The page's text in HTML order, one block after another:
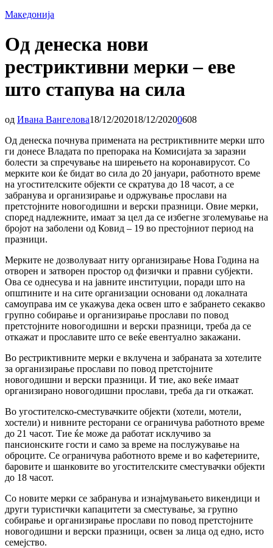
Македонија
Од денеска нови
рестриктивни мерки – еве
што стапува на сила
од Ивана Вангелова18/12/202018/12/20200608
Од денеска почнува примената на рестриктивните мерки што
ги донесе Владата по препорака на Комисијата за заразни
болести за спречување на ширењето на коронавирусот. Со
мерките кои ќе бидат во сила до 20 јануари, работното време
на угостителските објекти се скратува до 18 часот, а се
забранува и организирање и одржување прослави на
претстојните новогодишни и верски празници. Овие мерки,
според надлежните, имаат за цел да се избегне зголемување на
бројот на заболени од Ковид – 19 во престојниот период на
празници.
Мерките не дозволуваат ниту организирање Нова Година на
отворен и затворен простор од физички и правни субјекти.
Ова се однесува и на јавните институции, поради што на
општините и на сите организации основани од локалната
самоуправа им се укажува дека освен што е забрането секакво
групно собирање и организирање прослави по повод
претстојните новогодишни и верски празници, треба да се
откажат и прославите што се веќе евентуално закажани.
Во рестриктивните мерки е вклучена и забраната за хотелите
за организирање прослави по повод претстојните
новогодишни и верски празници. И тие, ако веќе имаат
организирано новогодишни прослави, треба да ги откажат.
Во угостителско-сместувачките објекти (хотели, мотели,
хостели) и нивните ресторани се ограничува работното време
до 21 часот. Тие ќе може да работат исклучиво за
пансионските гости и само за време на послужување на
оброците. Се ограничува работното време и во кафетериите,
баровите и шанковите во угостителските сместувачки објекти
до 18 часот.
Со новите мерки се забранува и изнајмувањето викендици и
други туристички капацитети за сместување, за групно
собирање и организирање прослави по повод претстојните
новогодишни и верски празници, освен за лица од едно, исто
семејство.